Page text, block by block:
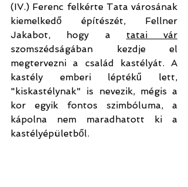
(IV.) Ferenc felkérte Tata városának
kiemelkedő építészét, Fellner
Jakabot, hogy a tatai vár
szomszédságában kezdje el
megtervezni a család kastélyát. A
kastély emberi léptékű lett,
"kiskastélynak" is nevezik, mégis a
kor egyik fontos szimbóluma, a
kápolna nem maradhatott ki a
kastélyépületből.